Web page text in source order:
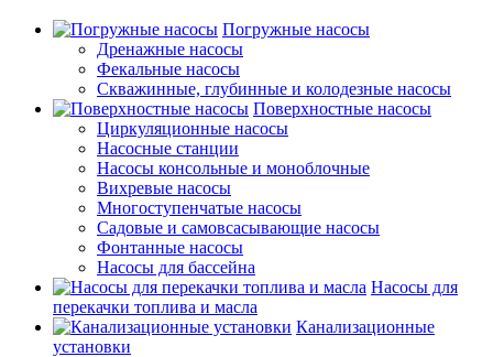
Погружные насосы
Дренажные насосы
Фекальные насосы
Скважинные, глубинные и колодезные насосы
Поверхностные насосы
Циркуляционные насосы
Насосные станции
Насосы консольные и моноблочные
Вихревые насосы
Многоступенчатые насосы
Садовые и самовсасывающие насосы
Фонтанные насосы
Насосы для бассейна
Насосы для
перекачки топлива и масла
Канализационные
установки